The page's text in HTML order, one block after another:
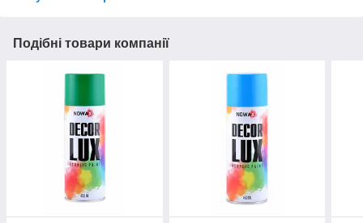
Подібні товари компанії